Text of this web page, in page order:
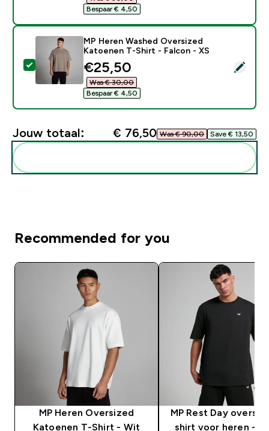
Bespaar € 4,50‎
Selecteer dit product - MP Heren Washed Oversized
MP Heren Washed Oversized
Katoenen T-Shirt - Falcon - XS
discounted price
€25,50‎
Was € 30,00‎
Bespaar € 4,50‎
Jouw totaal: € 76,50‎ Was € 90,00‎ Save € 13,50‎
Recommended for you
MP Heren Oversized
Katoenen T-Shirt - Wit
MP Rest Day
shirt voor heren -